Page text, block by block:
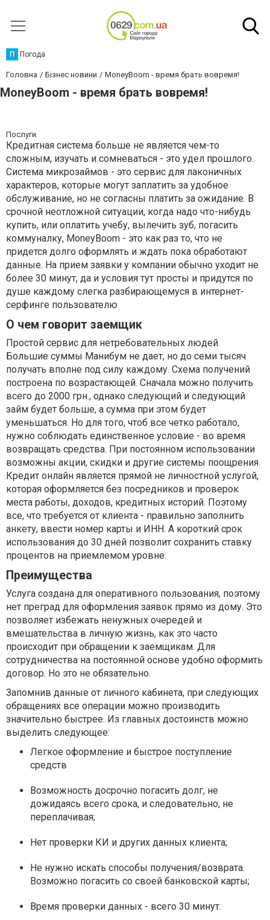
П Погода
Головна Бізнес новини MoneyBoom - время брать вовремя!
MoneyBoom - время брать вовремя!
Послуги
Кредитная система больше не является чем-то
сложным, изучать и сомневаться - это удел прошлого.
Система микрозаймов - это сервис для лаконичных
характеров, которые могут заплатить за удобное
обслуживание, но не согласны платить за ожидание. В
срочной неотложной ситуации, когда надо что-нибудь
купить, или оплатить учебу, вылечить зуб, погасить
коммуналку, MoneyBoom - это как раз то, что не
придется долго оформлять и ждать пока обработают
данные. На прием заявки у компании обычно уходит не
более 30 минут, да и условия тут просты и придутся по
душе каждому слегка разбирающемуся в интернет-
серфинге пользователю
О чем говорит заемщик
Простой сервис для нетребовательных людей.
Большие суммы Манибум не дает, но до семи тысяч
получать вполне под силу каждому. Схема получений
построена по возрастающей. Сначала можно получить
всего до 2000 грн., однако следующий и следующий
займ будет больше, а сумма при этом будет
уменьшаться. Но для того, чтоб все четко работало,
нужно соблюдать единственное условие - во время
возвращать средства. При постоянном использовании
возможны акции, скидки и другие системы поощрения.
Кредит онлайн является прямой не личностной услугой,
которая оформляется без посредников и проверок
места работы, доходов, кредитных историй. Поэтому
все, что требуется от клиента - правильно заполнить
анкету, ввести номер карты и ИНН. А короткий срок
использования до 30 дней позволит сохранить ставку
процентов на приемлемом уровне.
Преимущества
Услуга создана для оперативного пользования, поэтому
нет преград для оформления заявок прямо из дому. Это
позволяет избежать ненужных очередей и
вмешательства в личную жизнь, как это часто
происходит при обращении к заемщикам. Для
сотрудничества на постоянной основе удобно оформить
договор. Но это не обязательно.
Запомнив данные от личного кабинета, при следующих
обращениях все операции можно производить
значительно быстрее. Из главных достоинств можно
выделить следующее:
Легкое оформление и быстрое поступление
средств
Возможность досрочно погасить долг, не
дожидаясь всего срока, и следовательно, не
переплачивая;
Нет проверки КИ и других данных клиента;
Не нужно искать способы получения/возврата.
Возможно погасить со своей банковской карты;
Время проверки данных - всего 30 минут.